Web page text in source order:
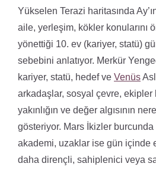
Yükselen Terazi haritasında
aile, yerleşim, kökler konularını
yönettiği 10. ev (kariyer, statü)
sebebini anlatıyor. Merkür
kariyer, statü, hedef ve Venüs
arkadaşlar, sosyal çevre, ekipler
yakınlığın ve değer algısının
gösteriyor. Mars İkizler
akademi, uzaklar ise gün içinde
daha dirençli, sahiplenici veya